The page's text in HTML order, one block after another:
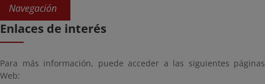
Navegación
Enlaces de interés
Para más información, puede acceder a las siguientes páginas
Web: